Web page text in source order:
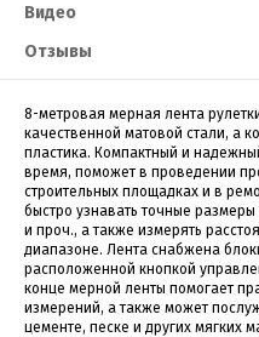
Видео
Отзывы
8-метровая мерная лента
качественной матовой стали, а
пластика. Компактный и
время, поможет в проведении
строительных площадках и в
быстро узнавать точные
и проч., а также измерять
диапазоне. Лента снабжена
расположенной кнопкой
конце мерной ленты помогает
измерений, а также может
цементе, песке и других мягких